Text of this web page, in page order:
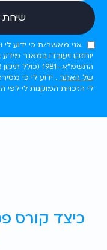
אני מאשר/ת כי ידוע לי
יוחזקו ויעובדו במאגר
התשמ"א–1981 (כולל תיקון 13), ולמטרות המפורטות
של האתר . ידוע לי כי
לי הזכויות המוקנות לי לפי
כיצד קורס